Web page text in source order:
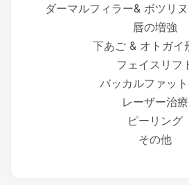
ダーマルフィラー& ボツリ
唇の増強
下あご & オトガイ
フェイスリフ
バッカルファッ
レーザー治療
ピーリング
その他